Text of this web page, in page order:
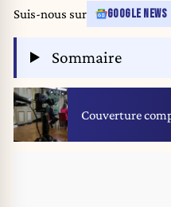
most listened-to radio station stated
Christophe ARCHAMBAULT / AFP)
Suis-nous sur GOOGLE NEWS
Sommaire
Couverture